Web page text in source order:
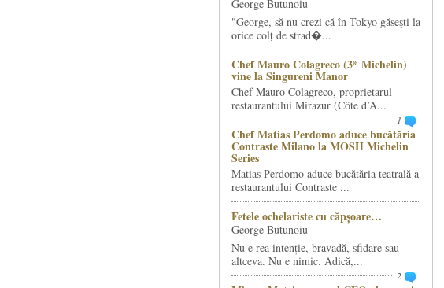
George Butunoiu
"George, să nu crezi că în Tokyo găsești la
orice colț de strad�...
Chef Mauro Colagreco (3* Michelin)
vine la Singureni Manor
Chef Mauro Colagreco, proprietarul
restaurantului Mirazur (Côte d’A...
1
Chef Matias Perdomo aduce bucătăria
Contraste Milano la MOSH Michelin
Series
Matias Perdomo aduce bucătăria teatrală a
restaurantului Contraste ...
Fetele ochelariste cu căpșoare…
George Butunoiu
Nu e rea intenție, bravadă, sfidare sau
altceva. Nu e nimic. Adică,...
2